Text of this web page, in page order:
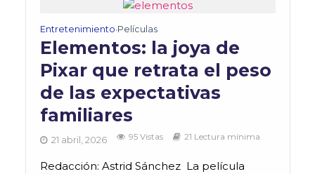
Entretenimiento•Películas
Elementos: la joya de
Pixar que retrata el peso
de las expectativas
familiares
21 abril, 2026 95 Vistas 21 Lectura mínima
Redacción: Astrid Sánchez La película